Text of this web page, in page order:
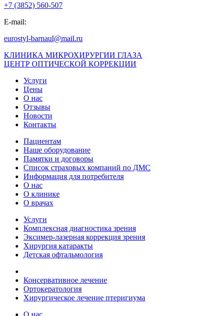
+7 (3852) 560-507
E-mail:
eurostyl-barnaul@mail.ru
КЛИНИКА МИКРОХИРУРГИИ ГЛАЗА
ЦЕНТР ОПТИЧЕСКОЙ КОРРЕКЦИИ
Услуги
Цены
О нас
Отзывы
Новости
Контакты
Пациентам
Наше оборудование
Памятки и договоры
Список страховых компаний по ДМС
Информация для потребителя
О нас
О клинике
О врачах
Услуги
Комплексная диагностика зрения
Эксимер-лазерная коррекция зрения
Хирургия катаракты
Детская офтальмология
Консервативное лечение
Ортокератология
Хирургическое лечение птеригиума
О нас